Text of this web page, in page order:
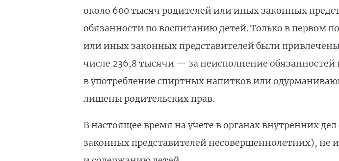
около 600 тысяч родителей или иных законных
обязанности по воспитанию детей. Только в первом
или иных законных представителей были
числе 236,8 тысячи — за неисполнение
в употребление спиртных напитков или
лишены родительских прав.
В настоящее время на учете в органах внутренних
законных представителей несовершеннолетних),